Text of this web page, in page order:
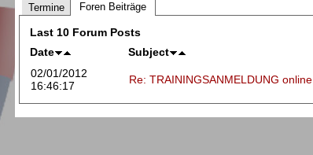
Termine Foren Beiträge
Last 10 Forum Posts
Date
Subject
02/01/2012
16:46:17
Re: TRAININGSANMELDUNG online